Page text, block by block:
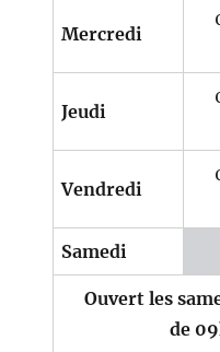
Mercredi
Jeudi
Vendredi
Samedi
Ouvert les
de